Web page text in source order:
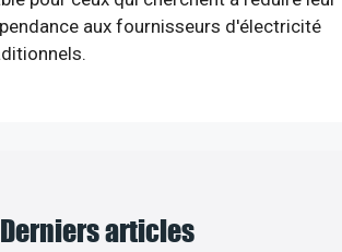
aux fournisseurs d'électricité
Derniers articles